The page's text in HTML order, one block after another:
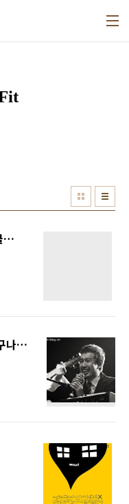
피터팬컴플렉스 - 모닝콜 (with 우쿨렐레)
2008.05.18 - 피터팬컴플렉스 "누구나 일주일 안에 죽이게 LOVE"